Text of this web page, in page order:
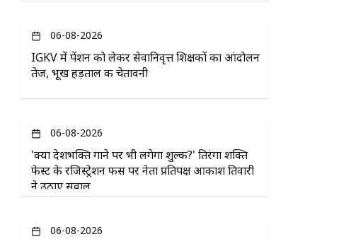
06-08-2026
IGKV में पेंशन को लेकर सेवानिवृत्त शिक्षकों का आंदोलन
तेज, भूख हड़ताल की चेतावनी
06-08-2026
'क्या देशभक्ति गाने पर भी लगेगा शुल्क?' तिरंगा शक्ति
फेस्ट के रजिस्ट्रेशन फीस पर नेता प्रतिपक्ष आकाश तिवारी
ने उठाए सवाल
06-08-2026